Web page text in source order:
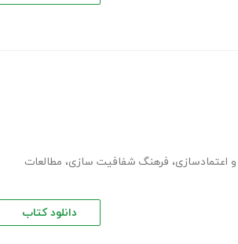
اعتمادسازی، فرهنگ شفافیت سازی، مطالعات
دانلود کتاب